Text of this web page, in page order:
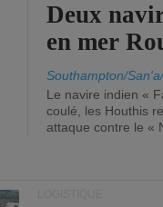
Deux
en mer
Southampton/
Le navire indien «
coulé, les Houthis
attaque contre le «